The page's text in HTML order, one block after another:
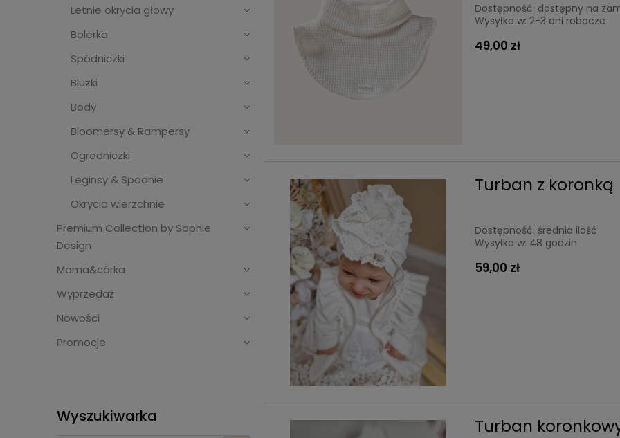
Letnie okrycia głowy
Bolerka
Spódniczki
Bluzki
Body
Bloomersy & Rampersy
Ogrodniczki
Leginsy & Spodnie
Okrycia wierzchnie
Premium Collection by Sophie
Design
Mama&córka
Wyprzedaż
Nowości
Promocje
Wyszukiwarka
Dostępność: dostępny na
Wysyłka w: 2-3 dni robocze
49,00 zł
Turban z koronką
Dostępność: średnia ilość
Wysyłka w: 48 godzin
59,00 zł
Turban